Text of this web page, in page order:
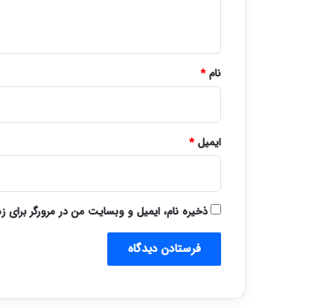
نام*
ایمیل*
ذخیره نام، ایمیل و وبسایت من در مرورگر